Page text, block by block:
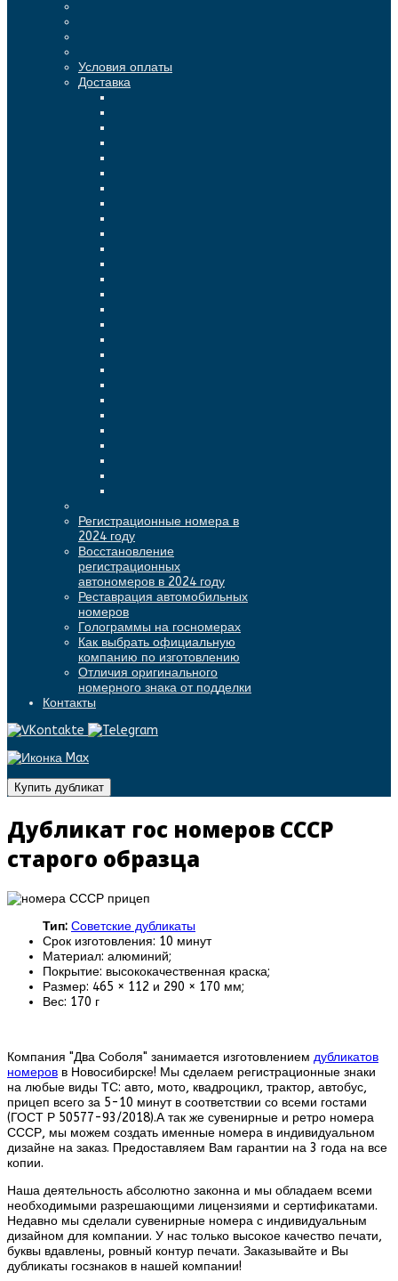
Условия оплаты
Доставка
Регистрационные номера в
2024 году
Восстановление
регистрационных
автономеров в 2024 году
Реставрация автомобильных
номеров
Голограммы на госномерах
Как выбрать официальную
компанию по изготовлению
Отличия оригинального
номерного знака от подделки
Контакты
Купить дубликат
Дубликат гос номеров СССР
старого образца
Тип: Советские дубликаты
Срок изготовления: 10 минут
Материал: алюминий;
Покрытие: высококачественная краска;
Размер: 465 × 112 и 290 × 170 мм;
Вес: 170 г
Компания "Два Соболя" занимается изготовлением дубликатов
номеров в Новосибирске! Мы сделаем регистрационные знаки
на любые виды ТС: авто, мото, квадроцикл, трактор, автобус,
прицеп всего за 5-10 минут в соответствии со всеми гостами
(ГОСТ Р 50577-93/2018).А так же сувенирные и ретро номера
СССР, мы можем создать именные номера в индивидуальном
дизайне на заказ. Предоставляем Вам гарантии на 3 года на все
копии.
Наша деятельность абсолютно законна и мы обладаем всеми
необходимыми разрешающими лицензиями и сертификатами.
Недавно мы сделали сувенирные номера с индивидуальным
дизайном для компании. У нас только высокое качество печати,
буквы вдавлены, ровный контур печати. Заказывайте и Вы
дубликаты госзнаков в нашей компании!